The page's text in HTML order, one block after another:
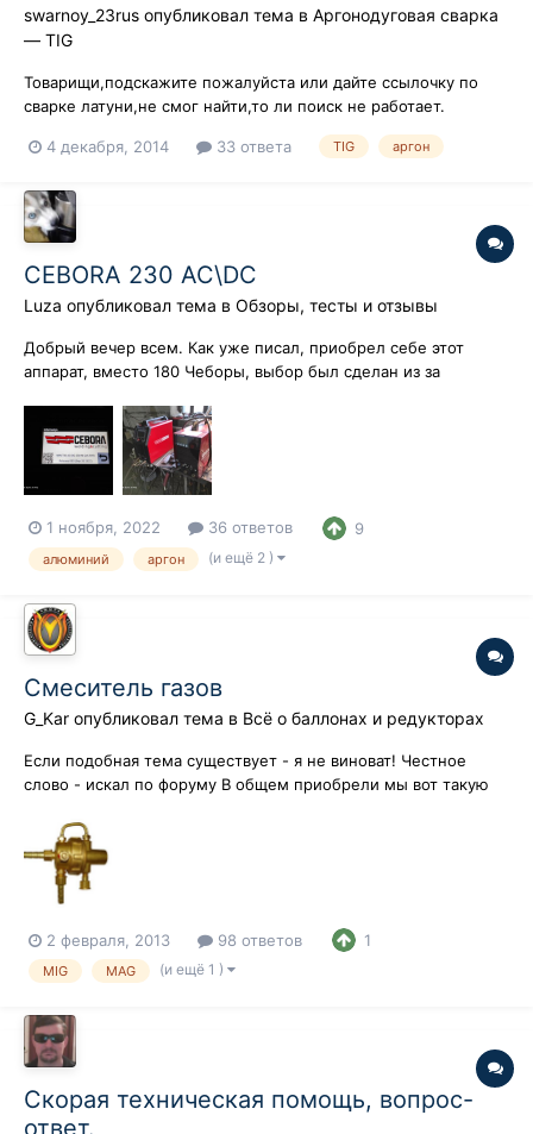
swarnoy_23rus опубликовал тема в Аргонодуговая сварка
— TIG
Товарищи,подскажите пожалуйста или дайте ссылочку по
сварке латуни,не смог найти,то ли поиск не работает.
4 декабря, 2014 33 ответа TIG аргон
CEBORA 230 AC\DC
Luza опубликовал тема в Обзоры, тесты и отзывы
Добрый вечер всем. Как уже писал, приобрел себе этот
аппарат, вместо 180 Чеборы, выбор был сделан из за
полуволн. В принципе от младшей модели она отличается
только возможностью выбора форм волны и полуволн. Мне
не понравилась в ней невозможность поме...
1 ноября, 2022 36 ответов 9
алюминий аргон (и ещё 2 )
Смеситель газов
G_Kar опубликовал тема в Всё о баллонах и редукторах
Если подобная тема существует - я не виноват! Честное
слово - искал по форуму В общем приобрели мы вот такую
работает ли он? Пытались разобраться - так ни чего и не
получилось, идет один газ, какой-то стабильной смеси нет.
Даже официалы, которые пр...
2 февраля, 2013 98 ответов 1
MIG MAG (и ещё 1 )
Скорая техническая помощь, вопрос-